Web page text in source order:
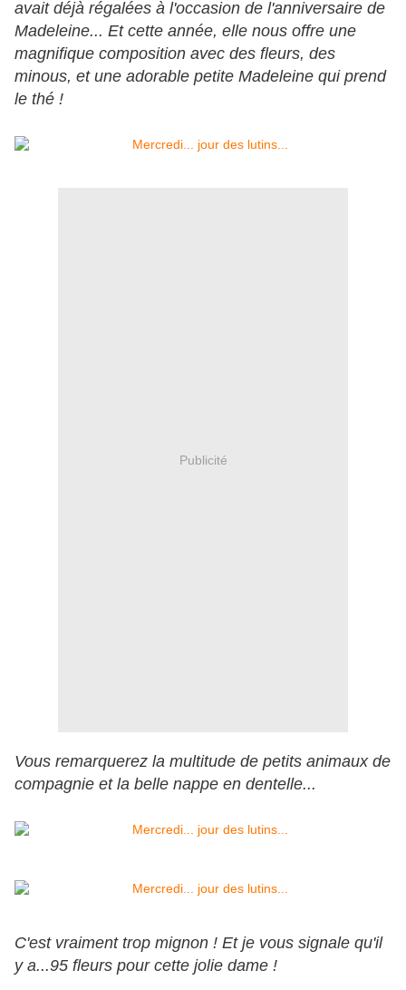
avait déjà régalées à l'occasion de l'anniversaire de
Madeleine... Et cette année, elle nous offre une
magnifique composition avec des fleurs, des
minous, et une adorable petite Madeleine qui prend
le thé !
Publicité
Vous remarquerez la multitude de petits animaux de
compagnie et la belle nappe en dentelle...
C'est vraiment trop mignon ! Et je vous signale qu'il
y a...95 fleurs pour cette jolie dame !